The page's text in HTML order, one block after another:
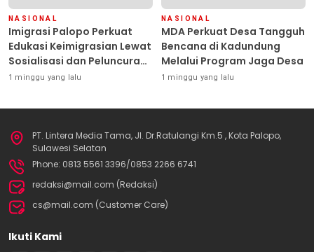
NASIONAL
Imigrasi Palopo Perkuat
Edukasi Keimigrasian Lewat
Sosialisasi dan Peluncuran
Inovasi Chatbot “IT CHIKA”
1 minggu yang lalu
NASIONAL
MDA Perkuat Desa Tangguh
Bencana di Kadundung
Melalui Program Jaga Desa
1 minggu yang lalu
PT. Lintera Media Tama, Jl. Dr.Ratulangi Km.5 , Kota Palopo,
Sulawesi Selatan
Phone: 0813 5561 3396/0853 2266 6741
redaksi@mail.com (Redaksi)
cs@mail.com (Customer Care)
Ikuti Kami